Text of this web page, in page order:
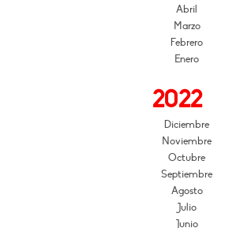
Abril
Marzo
Febrero
Enero
2022
Diciembre
Noviembre
Octubre
Septiembre
Agosto
Julio
Junio